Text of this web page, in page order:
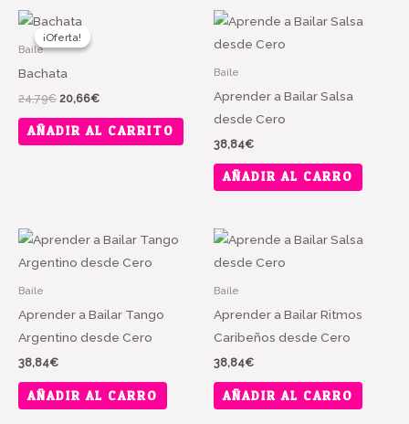
¡Oferta!
¡Oferta!
Baile
Bachata
24,79€ El
original
20,66€El
actual
AÑADIR AL CARRITO
Baile
Aprender a Bailar Salsa
desde Cero
38,84€
AÑADIR AL CARRO
Baile
Aprender a Bailar Tango
Argentino desde Cero
38,84€
AÑADIR AL CARRO
Baile
Aprender a Bailar Ritmos
Caribeños desde Cero
38,84€
AÑADIR AL CARRO